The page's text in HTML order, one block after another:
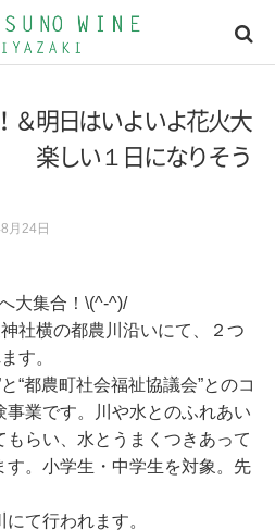
ンショッピング
ールマガジン
セスマップ
問い合わせ
＆明日はいよいよ花火大
１日になりそう
月24日
大集合！\(^-^)/
社横の都農川沿いにて、２つ
す。
“都農町社会福祉協議会”とのコ
業です。川や水とのふれあい
もらい、水とうまくつきあって
す。小学生・中学生を対象。先
て行われます。